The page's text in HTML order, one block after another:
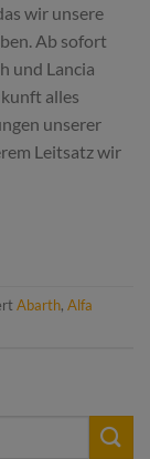
wir unsere
Ab sofort
und Lancia
alles
unserer
Leitsatz wir
Abarth, Alfa